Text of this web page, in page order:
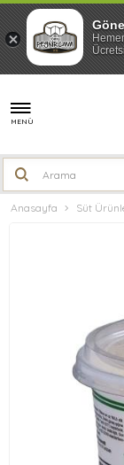
MENÜ
Anasayfa Süt